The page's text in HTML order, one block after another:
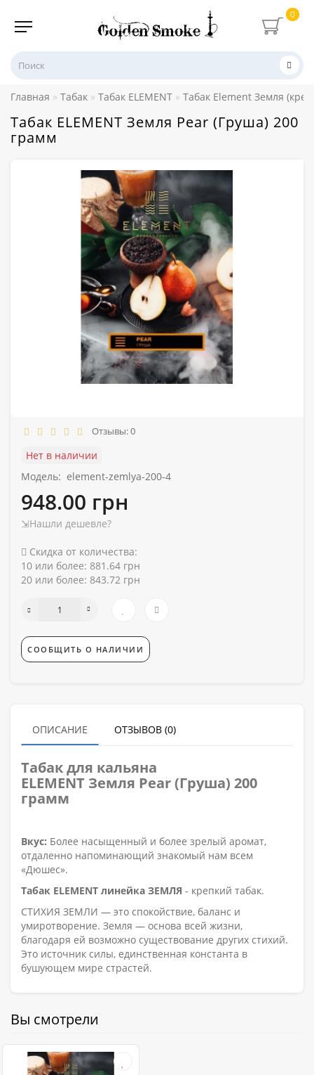
0
Главная Табак Табак ELEMENT Табак Element Земля
Табак ELEMENT Земля Pear (Груша) 200
грамм
Отзывы: 0
Нет в наличии
Модель: element-zemlya-200-4
948.00 грн
⇲Нашли дешевле?
Скидка от количества:
10 или более: 881.64 грн
20 или более: 843.72 грн
СООБЩИТЬ О НАЛИЧИИ
ОПИСАНИЕ ОТЗЫВОВ (0)
Табак для кальяна
ELEMENT Земля Pear (Груша) 200
грамм
Вкус: Более насыщенный и более зрелый аромат,
отдаленно напоминающий знакомый нам всем
«Дюшес».
Табак ELEMENT линейка ЗЕМЛЯ - крепкий табак.
СТИХИЯ ЗЕМЛИ — это спокойствие, баланс и
умиротворение. Земля — основа всей жизни,
благодаря ей возможно существование других стихий.
Это источник силы, единственная константа в
бушующем мире страстей.
Вы смотрели